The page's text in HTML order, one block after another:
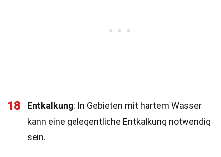
18 Entkalkung: In Gebieten mit hartem Wasser
kann eine gelegentliche Entkalkung notwendig
sein.